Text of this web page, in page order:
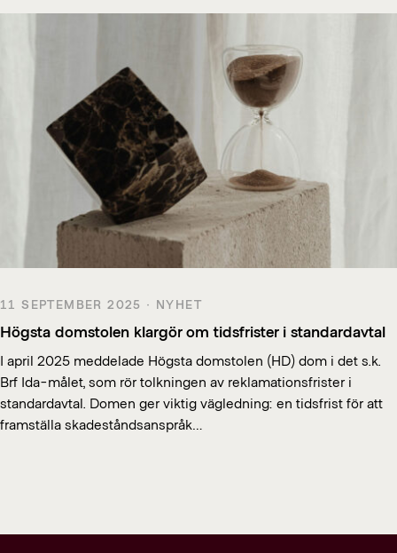
11 SEPTEMBER 2025 · NYHET
Högsta domstolen klargör om tidsfrister i standardavtal
I april 2025 meddelade Högsta domstolen (HD) dom i det s.k.
Brf Ida-målet, som rör tolkningen av reklamationsfrister i
standardavtal. Domen ger viktig vägledning: en tidsfrist för att
framställa skadeståndsanspråk…